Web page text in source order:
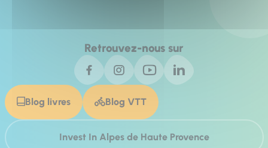
Retrouvez-nous sur
Blog livres Blog VTT
Invest In Alpes de Haute Provence